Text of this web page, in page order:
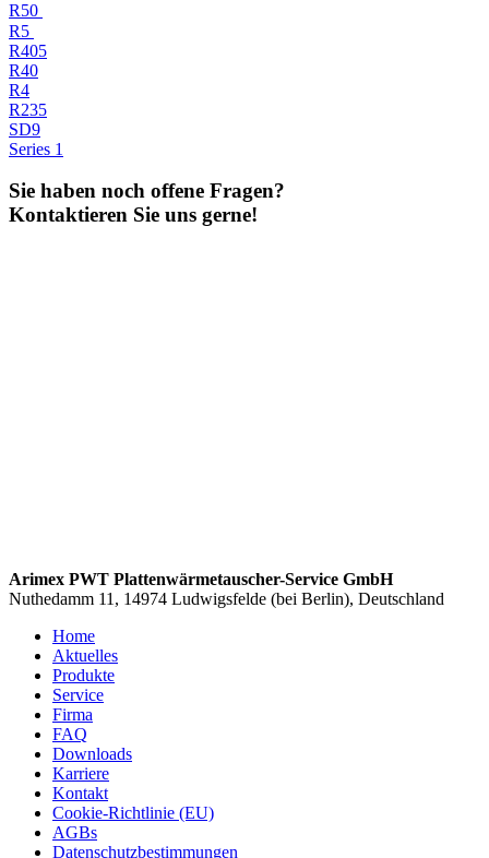
R50
R5
R405
R40
R4
R235
SD9
Series 1
Sie haben noch offene Fragen?
Kontaktieren Sie uns gerne!
Arimex PWT Plattenwärmetauscher-Service GmbH
Nuthedamm 11, 14974 Ludwigsfelde (bei Berlin), Deutschland
Home
Aktuelles
Produkte
Service
Firma
FAQ
Downloads
Karriere
Kontakt
Cookie-Richtlinie (EU)
AGBs
Datenschutzbestimmungen